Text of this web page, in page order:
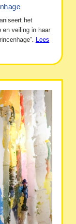
het
en veiling in haar
Lees